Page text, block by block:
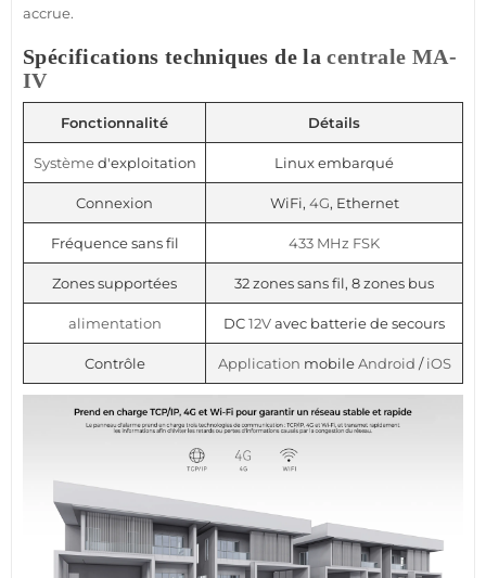
accrue.
Spécifications techniques de lacentrale MA-
IV
Fonctionnalité Détails
Systèmed'exploitation Linux embarqué
Connexion WiFi, 4G, Ethernet
Fréquence sans fil 433 MHz FSK
Zones supportées 32 zones sans fil, 8 zones bus
alimentation DC12Vavec batterie de secours
Contrôle Application mobileAndroid /iOS